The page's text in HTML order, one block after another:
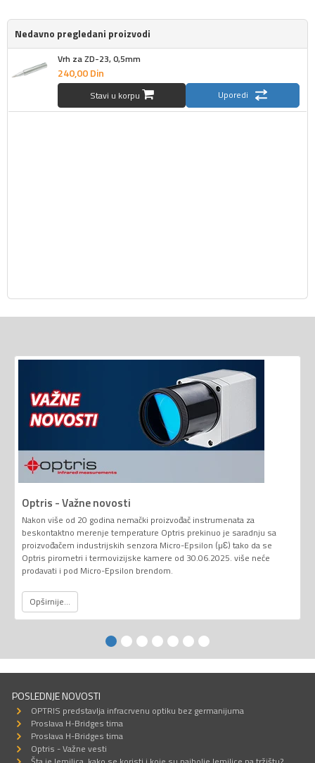
Nedavno pregledani proizvodi
Vrh za ZD-23, 0,5mm
240,00Din
Stavi u korpu Uporedi
Optris - Važne novosti
Nakon više od 20 godina nemački proizvođač instrumenata za
beskontaktno merenje temperature Optris prekinuo je saradnju sa
proizvođačem industrijskih senzora Micro-Epsilon (µƐ) tako da se
Optris pirometri i termovizijske kamere od 30.06.2025. više neće
prodavati i pod Micro-Epsilon brendom.
Opširnije...
POSLEDNJE NOVOSTI
OPTRIS predstavlja infracrvenu optiku bez germanijuma
Proslava H-Bridges tima
Proslava H-Bridges tima
Optris - Važne vesti